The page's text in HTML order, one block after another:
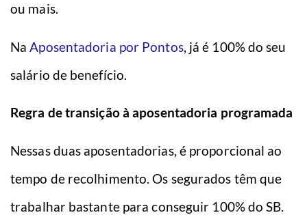
ou mais.
NaAposentadoria por Pontos, já é 100% do seu
salário de benefício.
Regra de transição à aposentadoria programada
Nessas duas aposentadorias, é proporcional ao
tempo de recolhimento. Os segurados têm que
trabalhar bastante para conseguir 100% do SB.